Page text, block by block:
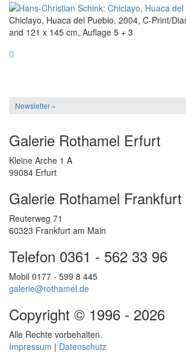
Chiclayo, Huaca del Pueblo, 2004, C-Print/
and 121 x 145 cm, Auflage 5 + 3
Newsletter »
Galerie Rothamel Erfurt
Kleine Arche 1 A
99084 Erfurt
Galerie Rothamel Frankfurt
Reuterweg 71
60323 Frankfurt am Main
Telefon 0361 - 562 33 96
Mobil 0177 - 599 8 445
galerie@rothamel.de
Copyright © 1996 - 2026
Alle Rechte vorbehalten.
Impressum | Datenschutz